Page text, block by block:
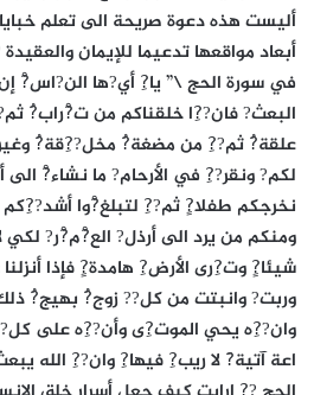
أليست هذه دعوة صريحة الى تعلم
أبعاد مواقعها تدعيما للإيمان
في سورة الحج \” يا?ِ أي?ها الن?اس?ْ
البعث? فان??ِا خلقناكم من ت?ْراب?ُ
علقة?ُ ثم??ِ من مضغة?ُ مخل??ِقة?ُ
لكم? ونقر??ِ في الأرحام? ما نشاء?ْ
نخرجكم طفلا?ٍ ثم??ِ لتبلغ?ْوا
ومنكم من يرد الى أرذل? الع?ْم?ْر?
شيئا?ٍ وت?ِرى الأرض?ِ هامدة?ٍ فإذا
وربت? وانبتت من كل?? زوج?ُ بهيج?ُ
وان??ِه يحي الموت?ِى وأن??ِه على